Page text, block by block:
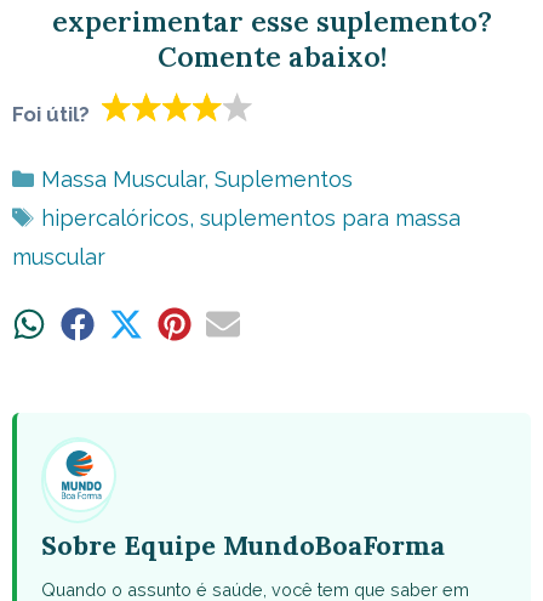
experimentar esse suplemento?
Comente abaixo!
Foi útil?
Categorias
Massa Muscular, Suplementos
Tags
hipercalóricos, suplementos para massa
muscular
ShareShare ShareShareShare
Sobre Equipe MundoBoaForma
Quando o assunto é saúde, você tem que saber em